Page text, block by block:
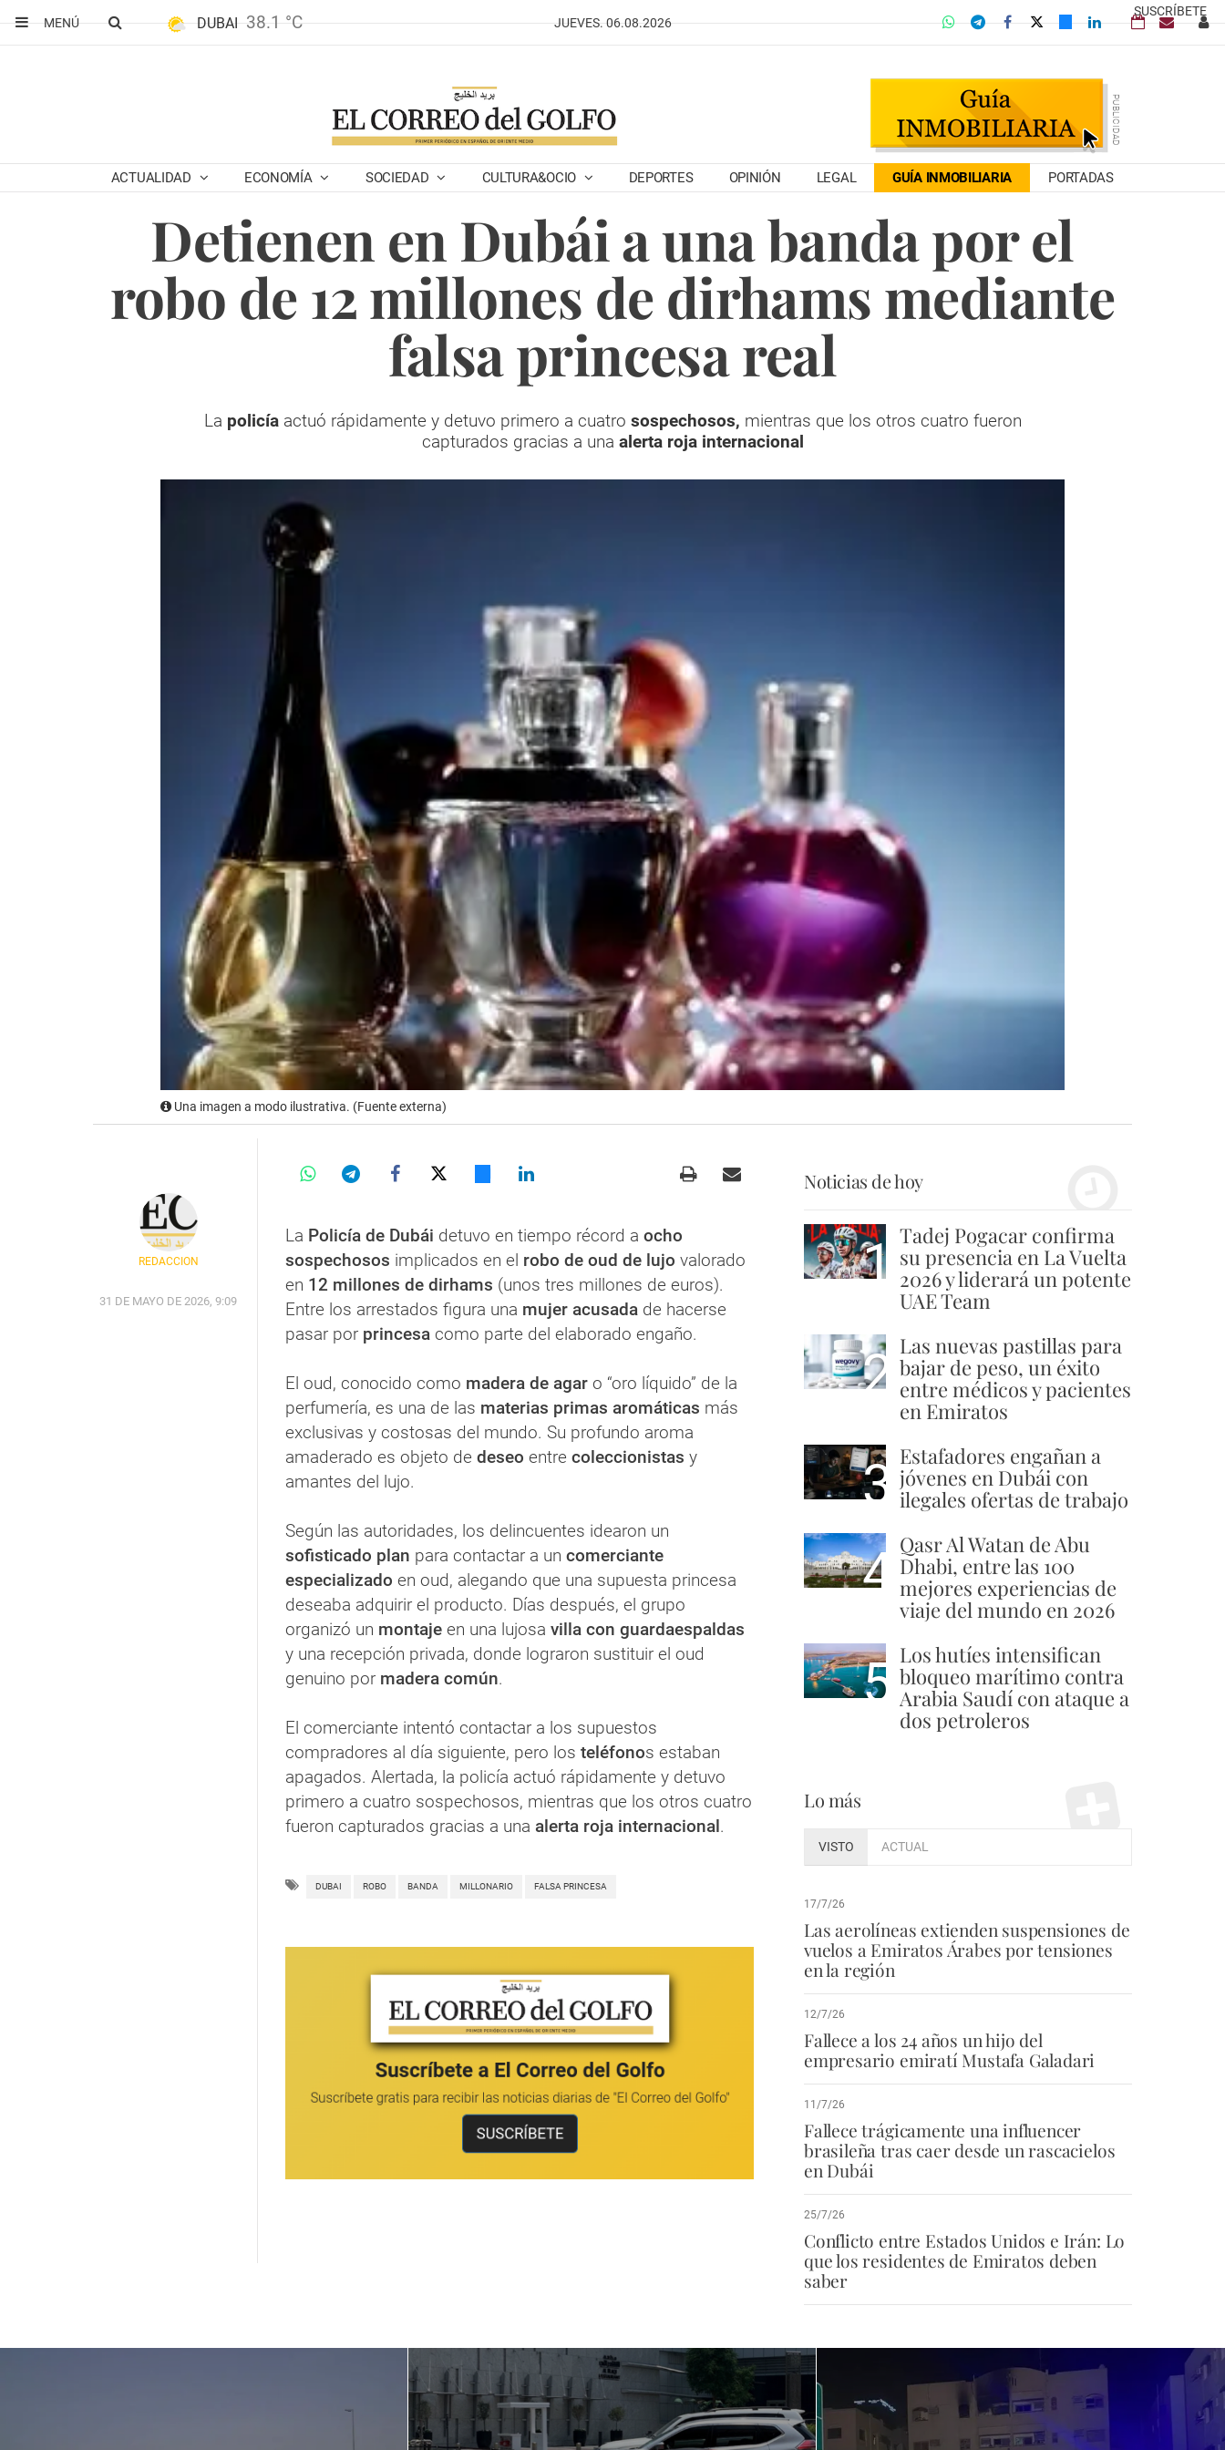
SUSCRÍBETE
MENÚ
DUBAI 38.1 °C JUEVES. 06.08.2026
ACTUALIDAD ECONOMÍA SOCIEDAD CULTURA&OCIO DEPORTES OPINIÓN LEGAL GUÍA INMOBILIARIA PORTADAS
Detienen en Dubái a una banda por el
robo de 12 millones de dirhams mediante
falsa princesa real
La policíaactuó rápidamente y detuvo primero a cuatro sospechosos, mientras que los otros cuatro fueron
capturados gracias a una alerta roja internacional
Una imagen a modo ilustrativa. (Fuente externa)
REDACCIÓN
31 DE MAYO DE 2026, 9:09
La Policía de Dubái detuvo en tiempo récord a ocho
sospechosos implicados en el robo de oud de lujo valorado
en 12 millones de dirhams (unos tres millones de euros).
Entre los arrestados figura una mujer acusada de hacerse
pasar por princesa como parte del elaborado engaño.
El oud, conocido como madera de agar o “oro líquido” de la
perfumería, es una de las materias primas aromáticas más
exclusivas y costosas del mundo. Su profundo aroma
amaderado es objeto de deseo entre coleccionistas y
amantes del lujo.
Según las autoridades, los delincuentes idearon un
sofisticado plan para contactar a un comerciante
especializado en oud, alegando que una supuesta princesa
deseaba adquirir el producto. Días después, el grupo
organizó un montaje en una lujosa villa con guardaespaldas
y una recepción privada, donde lograron sustituir el oud
genuino por madera común.
El comerciante intentó contactar a los supuestos
compradores al día siguiente, pero los teléfonos estaban
apagados. Alertada, la policía actuó rápidamente y detuvo
primero a cuatro sospechosos, mientras que los otros cuatro
fueron capturados gracias a una alerta roja internacional.
DUBAI ROBO BANDA MILLONARIO FALSA PRINCESA
Noticias de hoy
1 Tadej Pogacar confirma
su presencia en La Vuelta
2026 y liderará un potente
UAE Team
2 Las nuevas pastillas para
bajar de peso, un éxito
entre médicos y pacientes
en Emiratos
3 Estafadores engañan a
jóvenes en Dubái con
ilegales ofertas de trabajo
4 Qasr Al Watan de Abu
Dhabi, entre las 100
mejores experiencias de
viaje del mundo en 2026
5 Los hutíes intensifican
bloqueo marítimo contra
Arabia Saudí con ataque a
dos petroleros
Lo más
VISTO ACTUAL
17/7/26
Las aerolíneas extienden suspensiones de
vuelos a Emiratos Árabes por tensiones
en la región
12/7/26
Fallece a los 24 años un hijo del
empresario emiratí Mustafa Galadari
11/7/26
Fallece trágicamente una influencer
brasileña tras caer desde un rascacielos
en Dubái
25/7/26
Conflicto entre Estados Unidos e Irán: Lo
que los residentes de Emiratos deben
saber